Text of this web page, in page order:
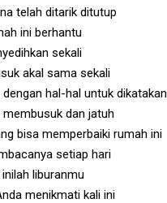
telah ditarik ditutup
ini berhantu
sekali
akal sama sekali
hal-hal untuk dikatakan
dan jatuh
bisa memperbaiki rumah ini
setiap hari
liburanmu
menikmati kali ini